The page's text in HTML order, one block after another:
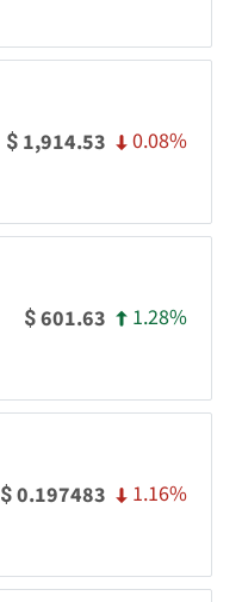
$ 1,914.53 0.08%
$601.63 1.28%
$0.197483 1.16%